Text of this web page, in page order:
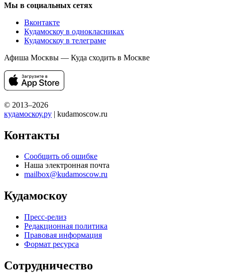
Мы в социальных сетях
Вконтакте
Кудамоскоу в однокласниках
Кудамоскоу в телеграме
Афиша Москвы — Куда сходить в Москве
© 2013–2026
кудамоскоу.ру | kudamoscow.ru
Контакты
Сообщить об ошибке
Наша электронная почта
mailbox@kudamoscow.ru
Кудамоскоу
Пресс-релиз
Редакционная политика
Правовая информация
Формат ресурса
Сотрудничество